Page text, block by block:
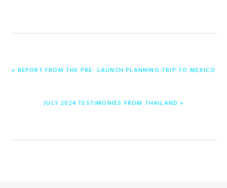
PREVIOUS
« REPORT FROM THE PRE- LAUNCH PLANNING TRIP TO MEXICO
NEXT
JULY 2024 TESTIMONIES FROM THAILAND »